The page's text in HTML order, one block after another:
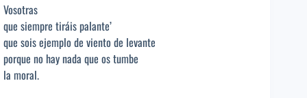
Vosotras
que siempre tiráis palante’
que sois ejemplo de viento de levante
porque no hay nada que os tumbe
la moral.